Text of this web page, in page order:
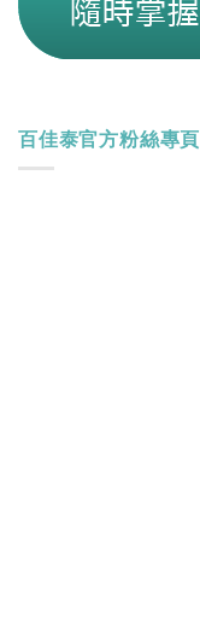
百佳泰官方粉絲專頁